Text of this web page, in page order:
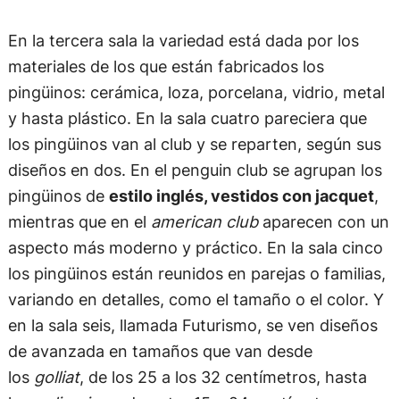
En la tercera sala la variedad está dada por los
materiales de los que están fabricados los
pingüinos: cerámica, loza, porcelana, vidrio, metal
y hasta plástico. En la sala cuatro pareciera que
los pingüinos van al club y se reparten, según sus
diseños en dos. En el penguin club se agrupan los
pingüinos de estilo inglés, vestidos con jacquet,
mientras que en el american clubaparecen con un
aspecto más moderno y práctico. En la sala cinco
los pingüinos están reunidos en parejas o familias,
variando en detalles, como el tamaño o el color. Y
en la sala seis, llamada Futurismo, se ven diseños
de avanzada en tamaños que van desde
los golliat, de los 25 a los 32 centímetros, hasta